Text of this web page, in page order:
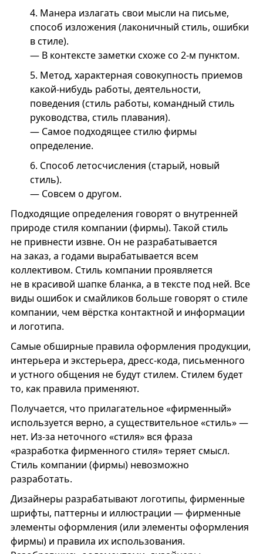
4. Манера излагать свои мысли на письме,
способ изложения (лаконичный стиль, ошибки
в стиле).
— В контексте заметки схоже со 2-м пунктом.
5. Метод, характерная совокупность приемов
какой-нибудь работы, деятельности,
поведения (стиль работы, командный стиль
руководства, стиль плавания).
— Самое подходящее стилю фирмы
определение.
6. Способ летосчисления (старый, новый
стиль).
— Совсем о другом.
Подходящие определения говорят о внутренней
природе стиля компании (фирмы). Такой стиль
не привнести извне. Он не разрабатывается
на заказ, а годами вырабатывается всем
коллективом. Стиль компании проявляется
не в красивой шапке бланка, а в тексте под ней. Все
виды ошибок и смайликов больше говорят о стиле
компании, чем вёрстка контактной и информации
и логотипа.
Самые обширные правила оформления продукции,
интерьера и экстерьера, дресс-кода, письменного
и устного общения не будут стилем. Стилем будет
то, как правила применяют.
Получается, что прилагательное «фирменный»
используется верно, а существительное «стиль» —
нет. Из-за неточного «стиля» вся фраза
«разработка фирменного стиля» теряет смысл.
Стиль компании (фирмы) невозможно
разработать.
Дизайнеры разрабатывают логотипы, фирменные
шрифты, паттерны и иллюстрации — фирменные
элементы оформления (или элементы оформления
фирмы) и правила их использования.